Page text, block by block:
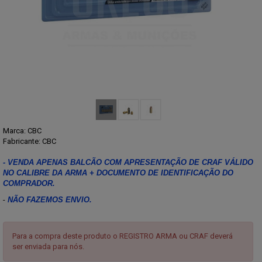
Marca: CBC
Fabricante: CBC
- VENDA APENAS BALCÃO COM APRESENTAÇÃO DE CRAF VÁLIDO
NO CALIBRE DA ARMA + DOCUMENTO DE IDENTIFICAÇÃO DO
COMPRADOR.
- NÃO FAZEMOS ENVIO.
Para a compra deste produto o REGISTRO ARMA ou CRAF deverá
ser enviada para nós.